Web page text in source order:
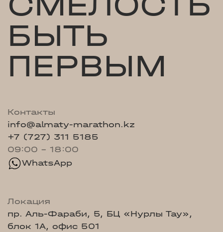
БЫТЬ
ПЕРВЫМ
Контакты
info@almaty-marathon.kz
+7 (727) 311 5185
09:00 - 18:00
WhatsApp
Локация
пр. Аль-Фараби, 5, БЦ «Нурлы Тау»,
блок 1А, офис 501